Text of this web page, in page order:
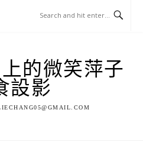
上的微笑萍子
設影